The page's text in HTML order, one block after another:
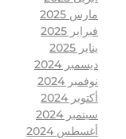
مارس 2025
فبراير 2025
يناير 2025
ديسمبر 2024
نوفمبر 2024
أكتوبر 2024
سبتمبر 2024
أغسطس 2024